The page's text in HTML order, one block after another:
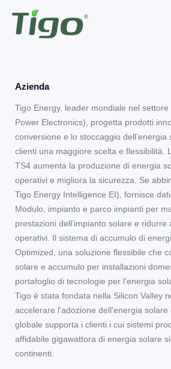
Azienda
Tigo Energy, leader mondiale nel
Power Electronics), progetta prodotti
conversione e lo stoccaggio dell’energia
clienti una maggiore scelta e flessibilità.
TS4 aumenta la produzione di energia
operativi e migliora la sicurezza. Se
Tigo Energy Intelligence EI), fornisce
Modulo, impianto e parco impianti per
prestazioni dell’impianto solare e ridurre
operativi. Il sistema di accumulo di
Optimized, una soluzione flessibile che
solare e accumulo per installazioni
portafoglio di tecnologie per l'energia
Tigo è stata fondata nella Silicon Valley
accelerare l'adozione dell'energia solare
globale supporta i clienti i cui sistemi
affidabile gigawattora di energia solare
continenti.